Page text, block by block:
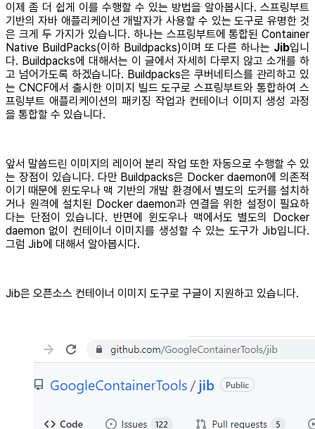
이제 좀 더 쉽게 이를 수행할 수 있는 방법을 알아봅시다. 스프링부트
기반의 자바 애플리케이션 개발자가 사용할 수 있는 도구로 유명한 것
은 크게 두 가지가 있습니다. 하나는 스프링부트에 통합된 Container
Native BuildPacks(이하 Buildpacks)이며 또 다른 하나는 Jib입니
다. Buildpacks에 대해서는 이 글에서 자세히 다루지 않고 소개를 하
고 넘어가도록 하겠습니다. Buildpacks은 쿠버네티스를 관리하고 있
는 CNCF에서 출시한 이미지 빌드 도구로 스프링부트와 통합하여 스
프링부트 애플리케이션의 패키징 작업과 컨테이너 이미지 생성 과정
을 통합할 수 있습니다.
앞서 말씀드린 이미지의 레이어 분리 작업 또한 자동으로 수행할 수 있
는 장점이 있습니다. 다만 Buildpacks은 Docker daemon에 의존적
이기 때문에 윈도우나 맥 기반의 개발 환경에서 별도의 도커를 설치하
거나 원격에 설치된 Docker daemon과 연결을 위한 설정이 필요하
다는 단점이 있습니다. 반면에 윈도우나 맥에서도 별도의 Docker
daemon 없이 컨테이너 이미지를 생성할 수 있는 도구가 Jib입니다.
그럼 Jib에 대해서 알아봅시다.
Jib은 오픈소스 컨테이너 이미지 도구로 구글이 지원하고 있습니다.